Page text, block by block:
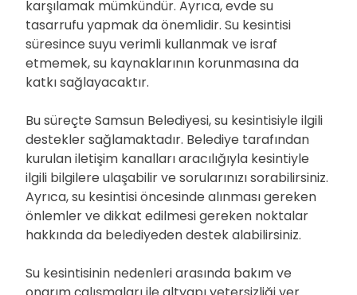
karşılamak mümkündür. Ayrıca, evde su
tasarrufu yapmak da önemlidir. Su kesintisi
süresince suyu verimli kullanmak ve israf
etmemek, su kaynaklarının korunmasına da
katkı sağlayacaktır.
Bu süreçte Samsun Belediyesi, su kesintisiyle ilgili
destekler sağlamaktadır. Belediye tarafından
kurulan iletişim kanalları aracılığıyla kesintiyle
ilgili bilgilere ulaşabilir ve sorularınızı sorabilirsiniz.
Ayrıca, su kesintisi öncesinde alınması gereken
önlemler ve dikkat edilmesi gereken noktalar
hakkında da belediyeden destek alabilirsiniz.
Su kesintisinin nedenleri arasında bakım ve